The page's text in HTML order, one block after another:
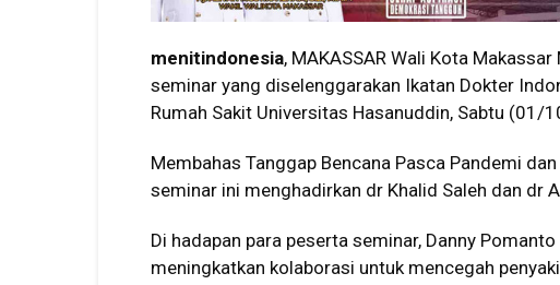
menitindonesia, MAKASSAR Wali Kota
seminar yang diselenggarakan Ikatan Dokter
Rumah Sakit Universitas Hasanuddin, Sabtu (01/
Membahas Tanggap Bencana Pasca Pandemi
seminar ini menghadirkan dr Khalid Saleh dan dr
Di hadapan para peserta seminar, Danny
meningkatkan kolaborasi untuk mencegah